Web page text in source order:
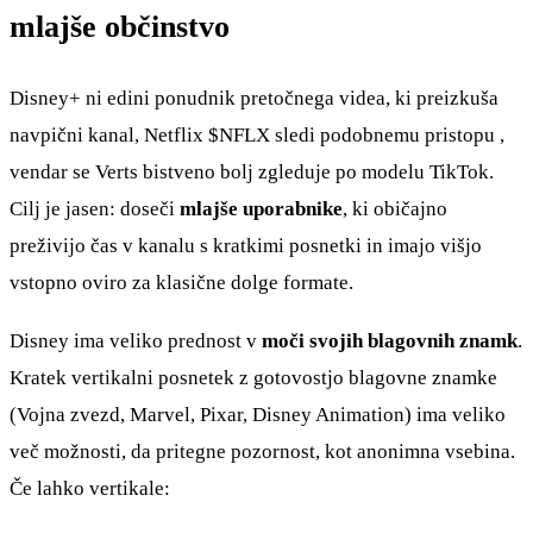
mlajše občinstvo
Disney+ ni edini ponudnik pretočnega videa, ki preizkuša
navpični kanal, Netflix $NFLX sledi podobnemu pristopu ,
vendar se Verts bistveno bolj zgleduje po modelu TikTok.
Cilj je jasen: doseči mlajše uporabnike, ki običajno
preživijo čas v kanalu s kratkimi posnetki in imajo višjo
vstopno oviro za klasične dolge formate.
Disney ima veliko prednost v moči svojih blagovnih znamk.
Kratek vertikalni posnetek z gotovostjo blagovne znamke
(Vojna zvezd, Marvel, Pixar, Disney Animation) ima veliko
več možnosti, da pritegne pozornost, kot anonimna vsebina.
Če lahko vertikale: